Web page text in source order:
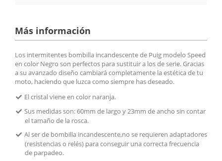
Más información
Los intermitentes bombilla incandescente de Puig modelo Speed
en color Negro son perfectos para sustituir a los de serie. Gracias
a su avanzado diseño cambiará completamente la estética de tu
moto, haciendo que luzca como siempre has deseado.
El cristal viene en color naranja.
Sus medidas son: 60mm de largo y 23mm de ancho sin contar
el tamaño de la rosca.
Al ser de bombilla incandescente,no se requieren adaptadores
(resistencias o relés) para conseguir una correcta frecuencia
de parpadeo.